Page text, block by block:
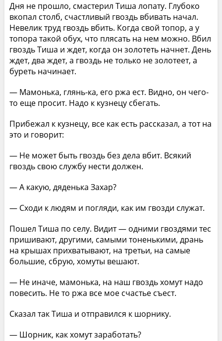
Дня не прошло, смастерил Тиша лопату. Глубоко
вкопал столб, счастливый гвоздь вбивать начал.
Невелик труд гвоздь вбить. Когда свой топор, а у
топора такой обух, что плясать на нем можно. Вбил
гвоздь Тиша и ждет, когда он золотеть начнет. День
ждет, два ждет, а гвоздь не только не золотеет, а
буреть начинает.
— Мамонька, глянь-ка, его ржа ест. Видно, он чего-
то еще просит. Надо к кузнецу сбегать.
Прибежал к кузнецу, все как есть рассказал, а тот на
это и говорит:
— Не может быть гвоздь без дела вбит. Всякий
гвоздь свою службу нести должен.
— А какую, дяденька Захар?
— Сходи к людям и погляди, как им гвозди служат.
Пошел Тиша по селу. Видит — одними гвоздями тес
пришивают, другими, самыми тоненькими, дрань
на крышах прихватывают, на третьи, на самые
большие, сбрую, хомуты вешают.
— Не иначе, мамонька, на наш гвоздь хомут надо
повесить. Не то ржа все мое счастье съест.
Сказал так Тиша и отправился к шорнику.
— Шорник, как хомут заработать?